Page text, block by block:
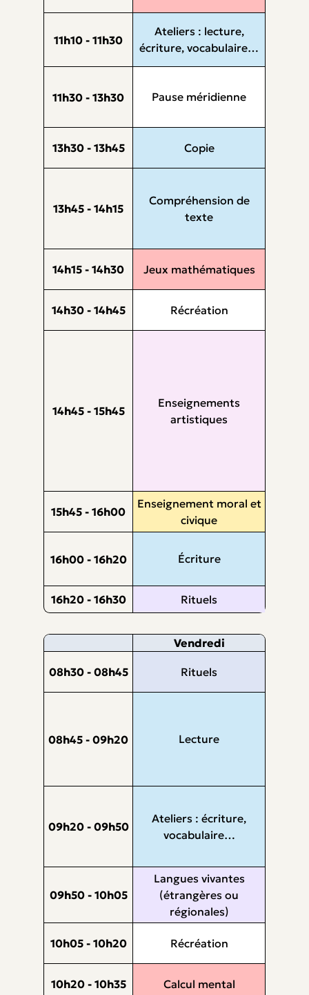
11h10 - 11h30
Ateliers : lecture,
écriture, vocabulaire…
11h30 - 13h30 Pause méridienne
13h30 - 13h45 Copie
13h45 - 14h15
Compréhension de
texte
14h15 - 14h30 Jeux mathématiques
14h30 - 14h45 Récréation
14h45 - 15h45
Enseignements
artistiques
15h45 - 16h00
Enseignement moral et
civique
16h00 - 16h20 Écriture
16h20 - 16h30 Rituels
Vendredi
08h30 - 08h45 Rituels
08h45 - 09h20 Lecture
09h20 - 09h50
Ateliers : écriture,
vocabulaire…
09h50 - 10h05
Langues vivantes
(étrangères ou
régionales)
10h05 - 10h20 Récréation
10h20 - 10h35 Calcul mental